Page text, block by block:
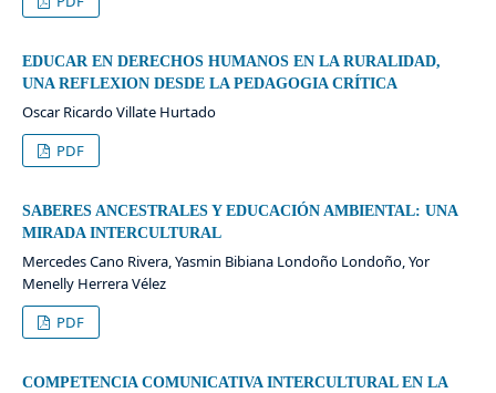
EDUCAR EN DERECHOS HUMANOS EN LA RURALIDAD,
UNA REFLEXION DESDE LA PEDAGOGIA CRÍTICA
Oscar Ricardo Villate Hurtado
PDF
SABERES ANCESTRALES Y EDUCACIÓN AMBIENTAL: UNA
MIRADA INTERCULTURAL
Mercedes Cano Rivera, Yasmin Bibiana Londoño Londoño, Yor
Menelly Herrera Vélez
PDF
COMPETENCIA COMUNICATIVA INTERCULTURAL EN LA